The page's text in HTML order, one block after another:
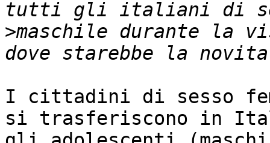
>maschile durante la
I cittadini di sesso
si trasferiscono in